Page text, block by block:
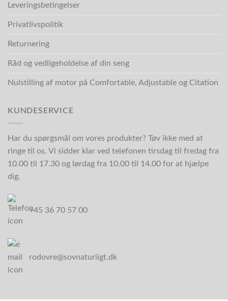
Leveringsbetingelser
Privatlivspolitik
Returnering
Råd og vedligeholdelse af din seng
Nulstilling af motor på Comfortable, Adjustable og Citation
KUNDESERVICE
Har du spørgsmål om vores produkter? Tøv ikke med at
ringe til os. Vi sidder klar ved telefonen tirsdag til fredag fra
10.00 til 17.30 og lørdag fra 10.00 til 14.00 for at hjælpe
dig.
+45 36 70 57 00
rodovre@sovnaturligt.dk